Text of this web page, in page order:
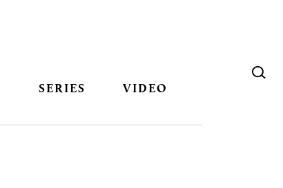
SERIES VIDEO